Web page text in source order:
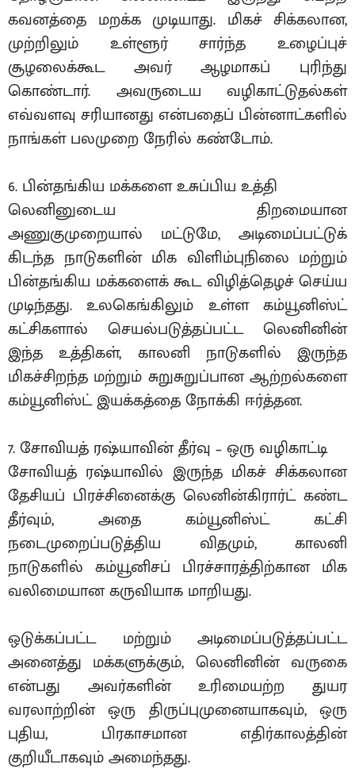
கவனத்தை மறக்க முடியாது. மிகச் சிக்கலான,
முற்றிலும் உள்ளூர் சார்ந்த உழைப்புச்
சூழலைக்கூட அவர் ஆழமாகப் புரிந்து
கொண்டார். அவருடைய வழிகாட்டுதல்கள்
எவ்வளவு சரியானது என்பதைப் பின்னாட்களில்
நாங்கள் பலமுறை நேரில் கண்டோம்.
6. பின்தங்கிய மக்களை உசுப்பிய உத்தி
லெனினுடைய திறமையான
அணுகுமுறையால் மட்டுமே, அடிமைப்பட்டுக்
கிடந்த நாடுகளின் மிக விளிம்புநிலை மற்றும்
பின்தங்கிய மக்களைக் கூட விழித்தெழச் செய்ய
முடிந்தது. உலகெங்கிலும் உள்ள கம்யூனிஸ்ட்
கட்சிகளால் செயல்படுத்தப்பட்ட லெனினின்
இந்த உத்திகள், காலனி நாடுகளில் இருந்த
மிகச்சிறந்த மற்றும் சுறுசுறுப்பான ஆற்றல்களை
கம்யூனிஸ்ட் இயக்கத்தை நோக்கி ஈர்த்தன.
7. சோவியத் ரஷ்யாவின் தீர்வு – ஒரு வழிகாட்டி
சோவியத் ரஷ்யாவில் இருந்த மிகச் சிக்கலான
தேசியப் பிரச்சினைக்கு லெனின்கிரார்ட் கண்ட
தீர்வும், அதை கம்யூனிஸ்ட் கட்சி
நடைமுறைப்படுத்திய விதமும், காலனி
நாடுகளில் கம்யூனிசப் பிரச்சாரத்திற்கான மிக
வலிமையான கருவியாக மாறியது.
ஒடுக்கப்பட்ட மற்றும் அடிமைப்படுத்தப்பட்ட
அனைத்து மக்களுக்கும், லெனினின் வருகை
என்பது அவர்களின் உரிமையற்ற துயர
வரலாற்றின் ஒரு திருப்புமுனையாகவும், ஒரு
புதிய, பிரகாசமான எதிர்காலத்தின்
குறியீடாகவும் அமைந்தது.